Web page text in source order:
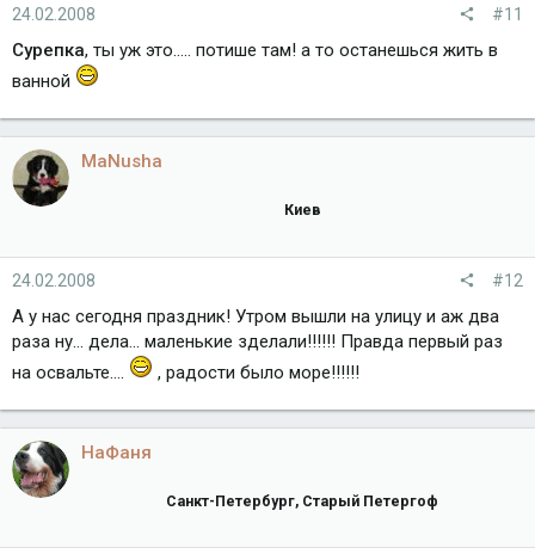
24.02.2008 #11
Сурепка, ты уж это..... потише там! а то останешься жить в
ванной
MaNusha
Киев
24.02.2008 #12
А у нас сегодня праздник! Утром вышли на улицу и аж два
раза ну... дела... маленькие зделали!!!!!! Правда первый раз
на освальте....
, радости было море!!!!!!
НаФаня
Санкт-Петербург, Старый Петергоф